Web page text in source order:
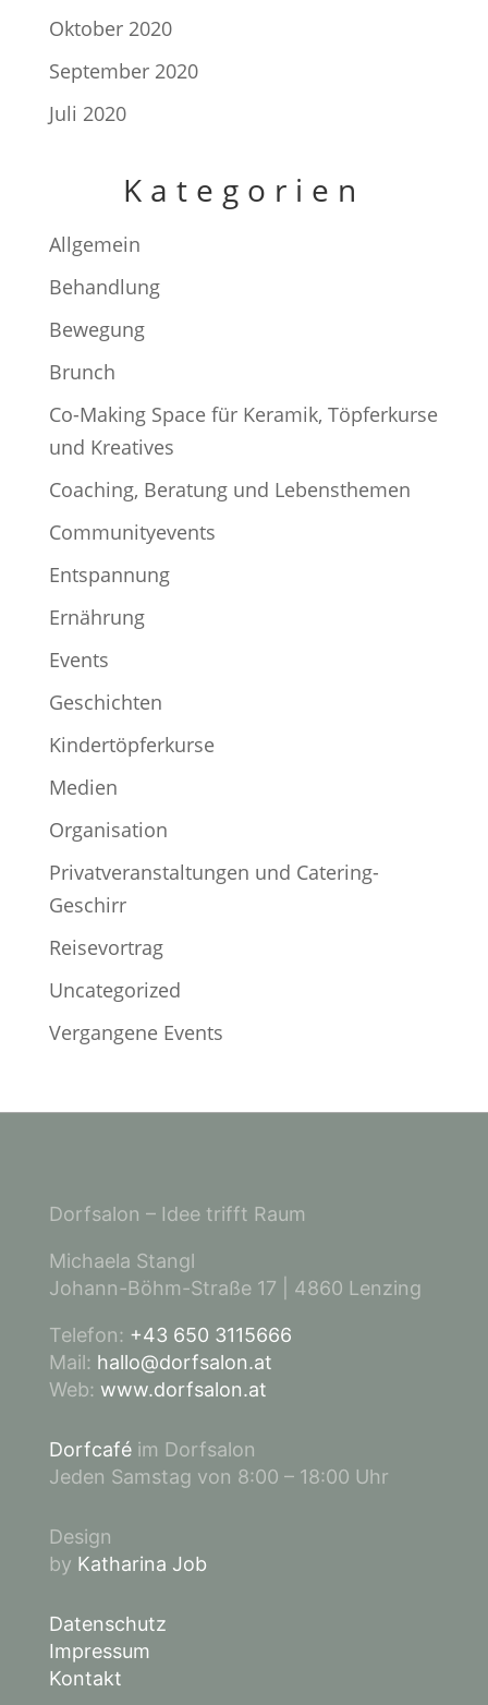
Oktober 2020
September 2020
Juli 2020
Kategorien
Allgemein
Behandlung
Bewegung
Brunch
Co-Making Space für Keramik, Töpferkurse
und Kreatives
Coaching, Beratung und Lebensthemen
Communityevents
Entspannung
Ernährung
Events
Geschichten
Kindertöpferkurse
Medien
Organisation
Privatveranstaltungen und Catering-
Geschirr
Reisevortrag
Uncategorized
Vergangene Events
Dorfsalon – Idee trifft Raum
Michaela Stangl
Johann-Böhm-Straße 17 | 4860 Lenzing
Telefon: +43 650 3115666
Mail: hallo@dorfsalon.at
Web: www.dorfsalon.at
Dorfcaféim Dorfsalon
Jeden Samstag von 8:00 – 18:00 Uhr
Design
by Katharina Job
Datenschutz
Impressum
Kontakt